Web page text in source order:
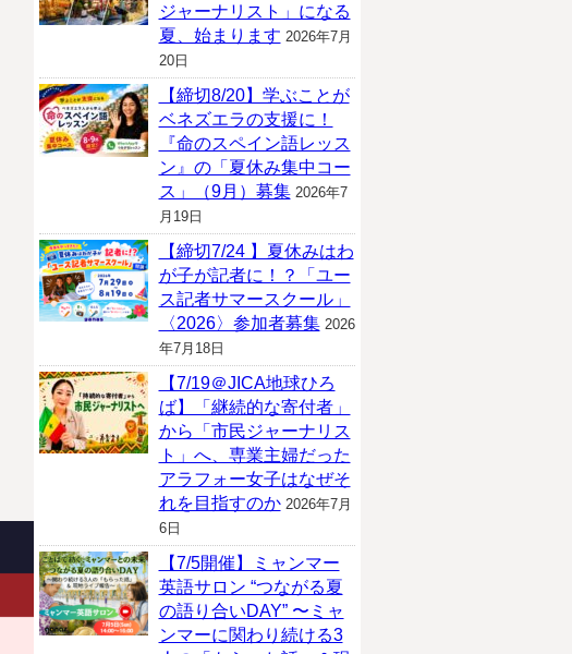
ジャーナリスト」になる
夏、始まります 2026年7月
20日
【締切8/20】学ぶことが
ベネズエラの支援に！
『命のスペイン語レッス
ン』の「夏休み集中コー
ス」（9月）募集 2026年7
月19日
【締切7/24 】夏休みはわ
が子が記者に！？「ユー
ス記者サマースクール」
〈2026〉参加者募集 2026
年7月18日
【7/19＠JICA地球ひろ
ば】「継続的な寄付者」
から「市民ジャーナリス
ト」へ、専業主婦だった
アラフォー女子はなぜそ
れを目指すのか 2026年7月
6日
【7/5開催】ミャンマー
英語サロン “つながる夏
の語り合いDAY” 〜ミャ
ンマーに関わり続ける3